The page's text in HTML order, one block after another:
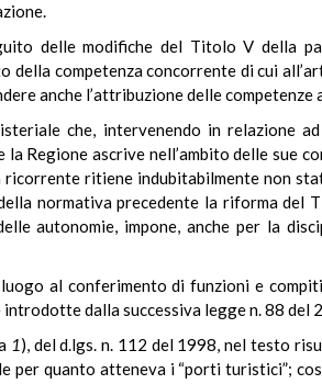
delle modifiche del Titolo V della
competenza concorrente di cui
anche l’attribuzione delle competenze
che, intervenendo in relazione
Regione ascrive nell’ambito delle sue
ritiene indubitabilmente non
normativa precedente la riforma del
autonomie, impone, anche per la
al conferimento di funzioni e
dalla successiva legge n. 88 del
1), del d.lgs. n. 112 del 1998, nel testo
per quanto atteneva i “porti turistici”;